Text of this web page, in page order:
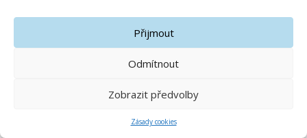
Přijmout
Odmítnout
Zobrazit předvolby
Zásady cookies